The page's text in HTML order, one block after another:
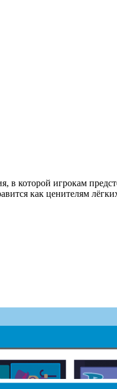
в которой игрокам
как ценителям